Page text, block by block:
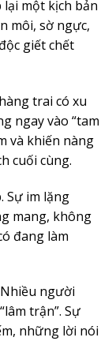
lại một kịch bản
môi, sờ ngực,
giết chết
trai có xu
ngay vào “tam
và khiến nàng
cuối cùng.
Sự im lặng
mang, không
đang làm
Nhiều người
trận”. Sự
những lời nói